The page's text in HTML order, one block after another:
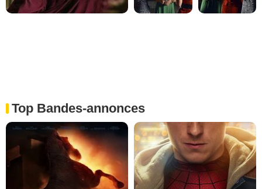
Top Bandes-annonces